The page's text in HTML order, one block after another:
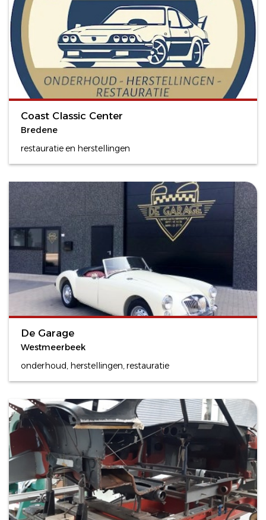
Coast Classic Center
Bredene
restauratie en herstellingen
De Garage
Westmeerbeek
onderhoud, herstellingen, restauratie